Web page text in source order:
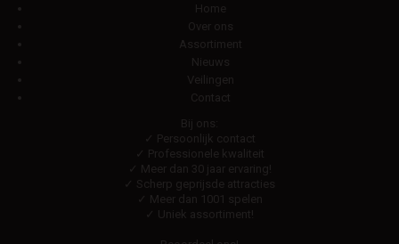
Home
Over ons
Assortiment
Nieuws
Veilingen
Contact
Bij ons:
✓ Persoonlijk contact
✓ Professionele kwaliteit
✓ Meer dan 30 jaar ervaring!
✓ Scherp geprijsde attracties
✓ Meer dan 1001 spelen
✓ Uniek assortiment!